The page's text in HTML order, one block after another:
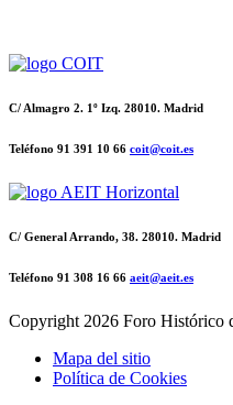
C/ Almagro 2. 1º Izq. 28010. Madrid
Teléfono 91 391 10 66 coit@coit.es
C/ General Arrando, 38. 28010. Madrid
Teléfono 91 308 16 66 aeit@aeit.es
Copyright 2026 Foro Histórico
Mapa del sitio
Política de Cookies